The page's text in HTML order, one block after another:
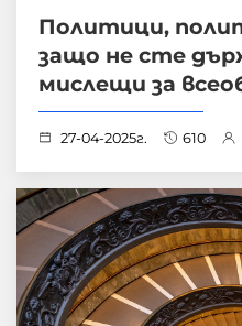
Политици,
защо не сте
мислещи за
27-04-2025г. 610